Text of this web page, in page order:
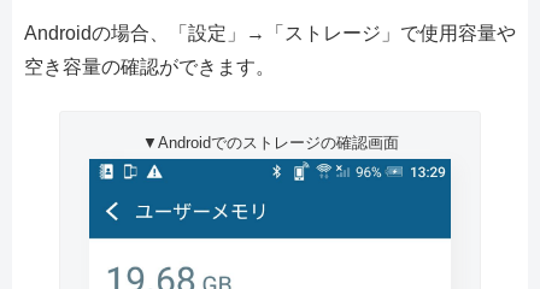
Androidの場合、「設定」→「ストレージ」で使用容量や
空き容量の確認ができます。
▼Androidでのストレージの確認画面